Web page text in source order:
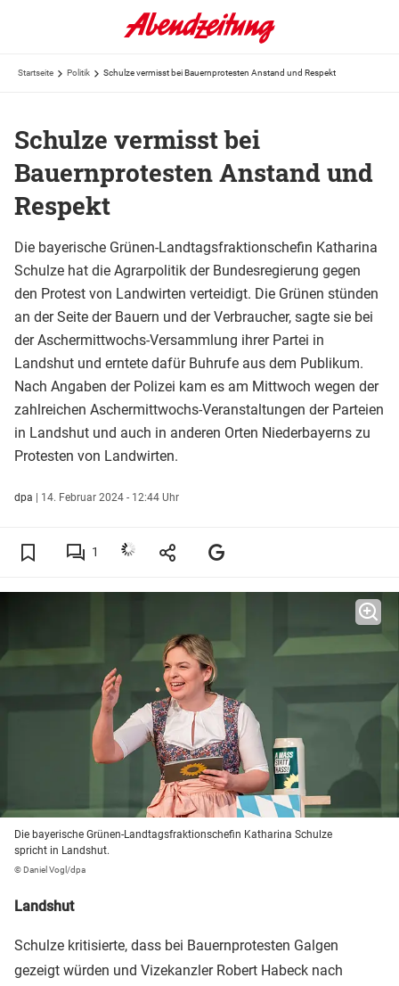
Startseite Politik Schulze vermisst bei Bauernprotesten Anstand und Respekt
Schulze vermisst bei
Bauernprotesten Anstand und
Respekt
Die bayerische Grünen-Landtagsfraktionschefin Katharina
Schulze hat die Agrarpolitik der Bundesregierung gegen
den Protest von Landwirten verteidigt. Die Grünen stünden
an der Seite der Bauern und der Verbraucher, sagte sie bei
der Aschermittwochs-Versammlung ihrer Partei in
Landshut und erntete dafür Buhrufe aus dem Publikum.
Nach Angaben der Polizei kam es am Mittwoch wegen der
zahlreichen Aschermittwochs-Veranstaltungen der Parteien
in Landshut und auch in anderen Orten Niederbayerns zu
Protesten von Landwirten.
dpa | 14. Februar 2024 - 12:44 Uhr
1
Die bayerische Grünen-Landtagsfraktionschefin Katharina Schulze
spricht in Landshut.
© Daniel Vogl/dpa
Landshut
Schulze kritisierte, dass bei Bauernprotesten Galgen
gezeigt würden und Vizekanzler Robert Habeck nach